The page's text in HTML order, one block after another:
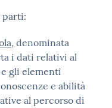
parti:
, denominata
i dati relativi al
gli elementi
e abilità
al percorso di